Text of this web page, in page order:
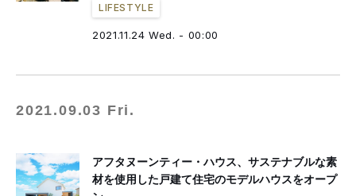
LIFESTYLE
2021.11.24 Wed. - 00:00
2021.09.03 Fri.
アフタヌーンティー・ハウス、サステナブルな素
材を使用した戸建て住宅のモデルハウスをオープ